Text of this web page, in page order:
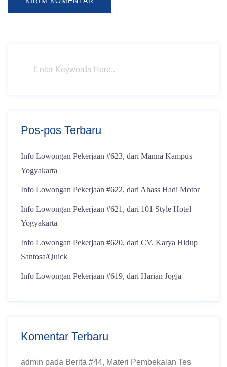
Pos-pos Terbaru
Info Lowongan Pekerjaan #623, dari Manna Kampus
Yogyakarta
Info Lowongan Pekerjaan #622, dari Ahass Hadi Motor
Info Lowongan Pekerjaan #621, dari 101 Style Hotel
Yogyakarta
Info Lowongan Pekerjaan #620, dari CV. Karya Hidup
Santosa/Quick
Info Lowongan Pekerjaan #619, dari Harian Jogja
Komentar Terbaru
admin pada Berita #44, Materi Pembekalan Tes